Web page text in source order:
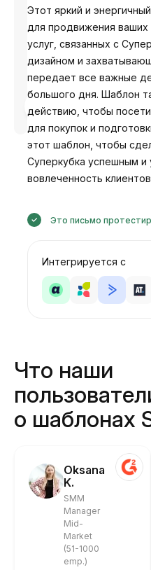
Разработано
Анастасия
Этот яркий и
для продвижения ваших
услуг, связанных с
дизайном и
передает все важные
большого дня. Шаблон
действию, чтобы
для покупок и
этот шаблон, чтобы
Суперкубка успешным и
вовлеченность
Это письмо
Интегрируется с
Что наши
о шаблонах
Oksana
K.
SMM
Manager
Mid-
Market
(51-1000
emp.)